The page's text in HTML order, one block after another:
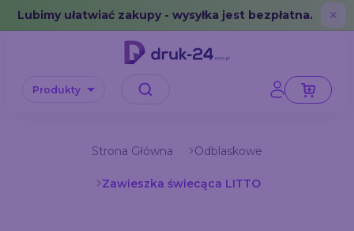
Error: No data in cache or invalid format
Lubimy ułatwiać zakupy - wysyłka jest bezpłatna. ✕
Produkty
Strona Główna Odblaskowe
Zawieszka świecąca LITTO